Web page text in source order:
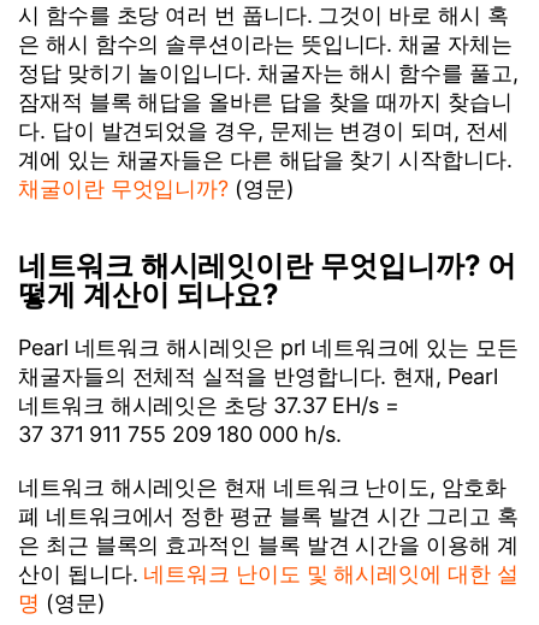
시 함수를 초당 여러 번 풉니다. 그것이 바로 해시 혹
은 해시 함수의 솔루션이라는 뜻입니다. 채굴 자체는
정답 맞히기 놀이입니다. 채굴자는 해시 함수를 풀고,
잠재적 블록 해답을 올바른 답을 찾을 때까지 찾습니
다. 답이 발견되었을 경우, 문제는 변경이 되며, 전세
계에 있는 채굴자들은 다른 해답을 찾기 시작합니다.
채굴이란 무엇입니까? (영문)
네트워크 해시레잇이란 무엇입니까? 어
떻게 계산이 되나요?
Pearl 네트워크 해시레잇은 prl 네트워크에 있는 모든
채굴자들의 전체적 실적을 반영합니다. 현재, Pearl
네트워크 해시레잇은 초당 37.37 EH/s =
37 371 911 755 209 180 000 h/s.
네트워크 해시레잇은 현재 네트워크 난이도, 암호화
폐 네트워크에서 정한 평균 블록 발견 시간 그리고 혹
은 최근 블록의 효과적인 블록 발견 시간을 이용해 계
산이 됩니다. 네트워크 난이도 및 해시레잇에 대한 설
명 (영문)